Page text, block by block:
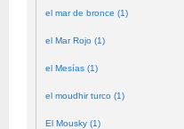
el mar de bronce (1)
el Mar Rojo (1)
el Mesías (1)
el moudhir turco (1)
El Mousky (1)